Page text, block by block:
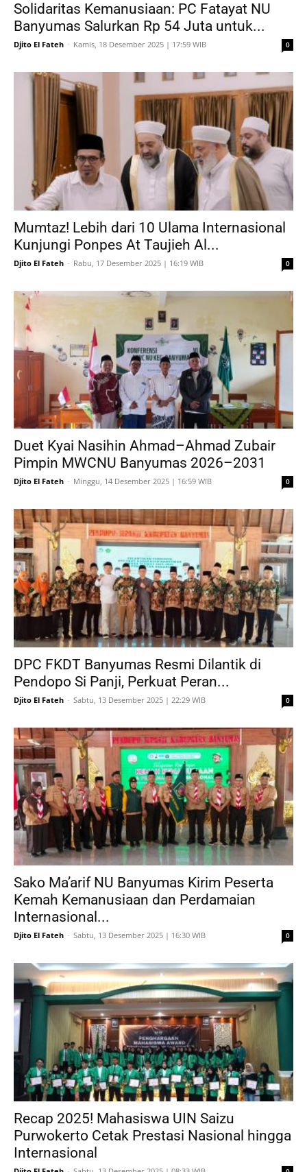
Solidaritas Kemanusiaan: PC Fatayat NU
Banyumas Salurkan Rp 54 Juta untuk...
Djito El Fateh - Kamis, 18 Desember 2025 | 17:59 WIB 0
Mumtaz! Lebih dari 10 Ulama Internasional
Kunjungi Ponpes At Taujieh Al...
Djito El Fateh - Rabu, 17 Desember 2025 | 16:19 WIB 0
Duet Kyai Nasihin Ahmad–Ahmad Zubair
Pimpin MWCNU Banyumas 2026–2031
Djito El Fateh - Minggu, 14 Desember 2025 | 16:59 WIB 0
DPC FKDT Banyumas Resmi Dilantik di
Pendopo Si Panji, Perkuat Peran...
Djito El Fateh - Sabtu, 13 Desember 2025 | 22:29 WIB 0
Sako Ma’arif NU Banyumas Kirim Peserta
Kemah Kemanusiaan dan Perdamaian
Internasional...
Djito El Fateh - Sabtu, 13 Desember 2025 | 16:30 WIB 0
Recap 2025! Mahasiswa UIN Saizu
Purwokerto Cetak Prestasi Nasional hingga
Internasional